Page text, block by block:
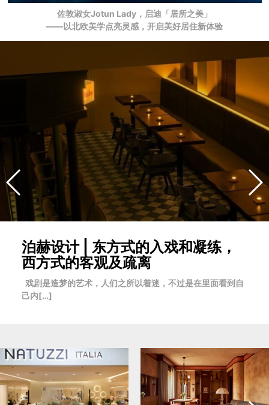
佐敦淑女Jotun Lady，启迪「居所之美」
——以北欧美学点亮灵感，开启美好居住新体验
泊赫设计 | 东方式的入戏和凝练，
西方式的客观及疏离
戏剧是造梦的艺术，人们之所以着迷，不过是在里面看到自
己内[…]